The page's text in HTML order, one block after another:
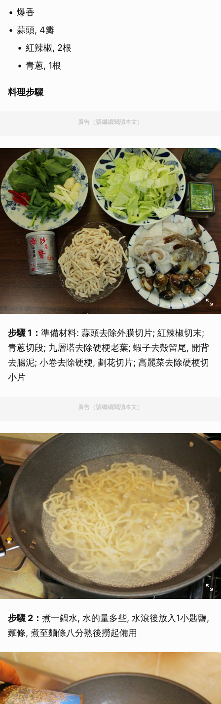
爆香
蒜頭, 4瓣
紅辣椒, 2根
青蔥, 1根
料理步驟
廣告（請繼續閱讀本文）
步驟 1： 準備材料: 蒜頭去除外膜切片; 紅辣椒切末;
青蔥切段; 九層塔去除硬梗老葉; 蝦子去殼留尾, 開背
去腸泥; 小卷去除硬梗, 劃花切片; 高麗菜去除硬梗切
小片
廣告（請繼續閱讀本文）
步驟 2： 煮一鍋水, 水的量多些, 水滾後放入1小匙鹽,
麵條, 煮至麵條八分熟後撈起備用